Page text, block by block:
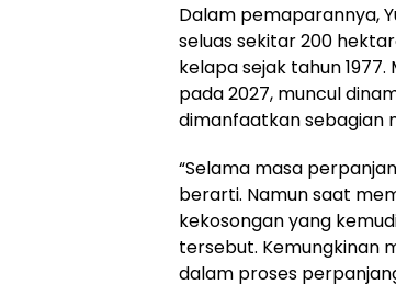
Dalam pemaparannya,
seluas sekitar 200
kelapa sejak tahun
pada 2027, muncul
dimanfaatkan sebagian
“Selama masa
berarti. Namun saat
kekosongan yang
tersebut. Kemungkinan
dalam proses